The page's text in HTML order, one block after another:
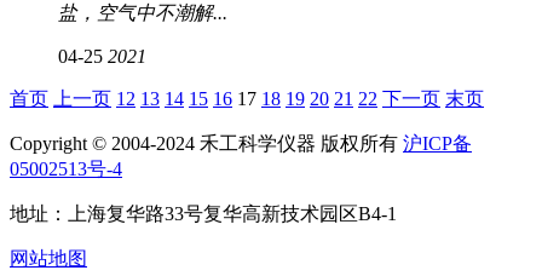
盐，空气中不潮解...
04-25 2021
首页 上一页 12 13 14 15 16 17 18 19 20 21 22 下一页 末页
Copyright © 2004-2024 禾工科学仪器 版权所有 沪ICP备
05002513号-4
地址：上海复华路33号复华高新技术园区B4-1
网站地图